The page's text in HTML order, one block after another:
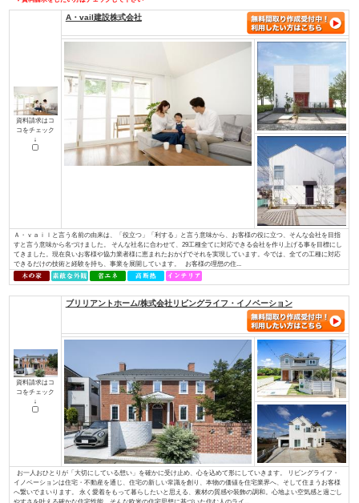
メンテナンスが楽な家
安心リフォーム
土地探しからお手伝い
店舗・併用住宅・アパート
ハイグレード高級住宅
価値創造の土地活用
介護・医療施設
資金計画、住宅ローン について知り
知って安心相続対策
検索条件： 全国
資料請求はコ
コをチェック